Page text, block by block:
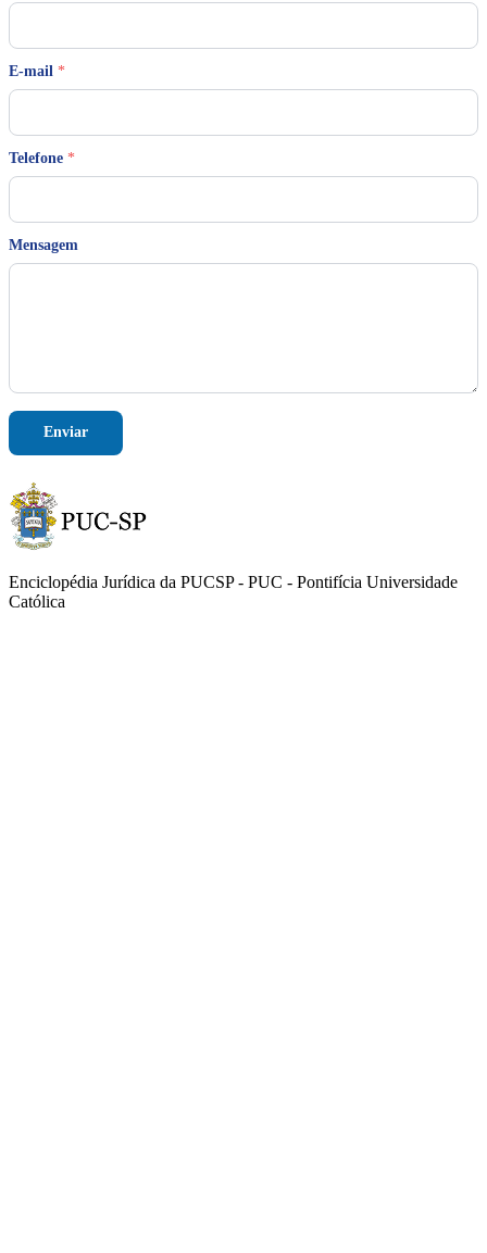
E-mail *
Telefone *
N
e
Mensagem
Enviar
Enciclopédia Jurídica da PUCSP - PUC - Pontifícia Universidade
Católica